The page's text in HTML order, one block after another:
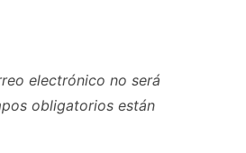
electrónico no será
obligatorios están